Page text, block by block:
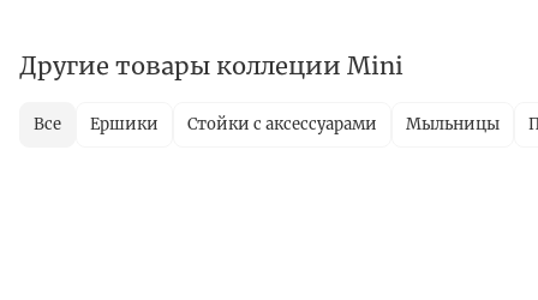
Другие товары коллеции Mini
Все Ершики Стойки с аксессуарами Мыльницы